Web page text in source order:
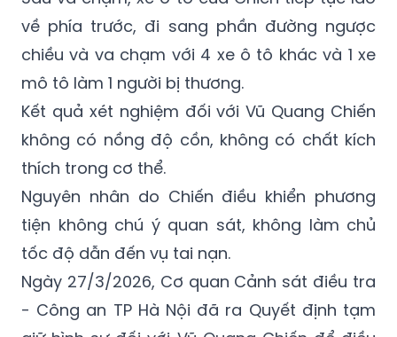
chiều và va chạm với 4 xe ô tô khác và 1 xe
mô tô làm 1 người bị thương.
Kết quả xét nghiệm đối với Vũ Quang Chiến
không có nồng độ cồn, không có chất kích
thích trong cơ thể.
Nguyên nhân do Chiến điều khiển phương
tiện không chú ý quan sát, không làm chủ
tốc độ dẫn đến vụ tai nạn.
Ngày 27/3/2026, Cơ quan Cảnh sát điều tra
- Công an TP Hà Nội đã ra Quyết định tạm
giữ hình sự đối với Vũ Quang Chiến để điều
tra về hành vi “Vi phạm quy định về tham